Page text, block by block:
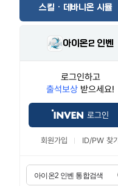
스킬 · 데바니온 시뮬
아이온2 인벤
로그인하고
출석보상 받으세요!
로그인
회원가입 ID/PW 찾기